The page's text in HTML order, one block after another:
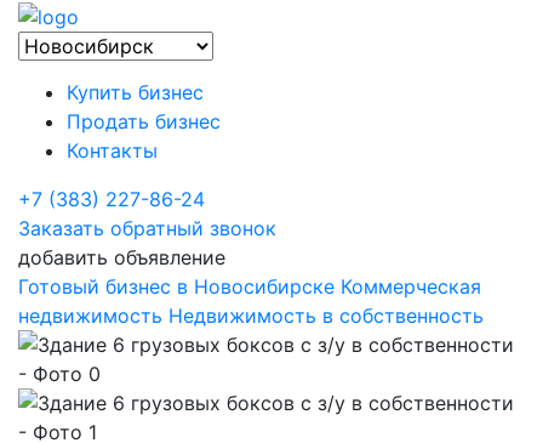
Купить бизнес
Продать бизнес
Контакты
+7 (383) 227-86-24
Заказать обратный звонок
добавить объявление
Готовый бизнес в Новосибирске Коммерческая
недвижимость Недвижимость в собственность